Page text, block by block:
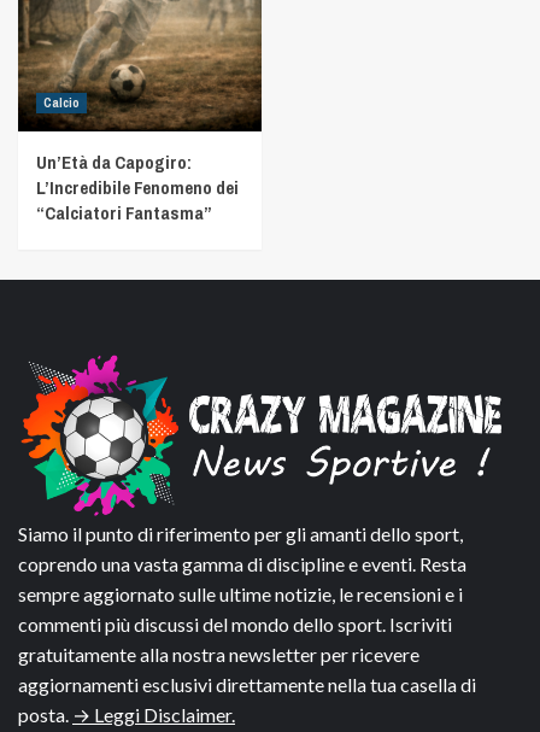
Calcio
Un’Età da Capogiro:
L’Incredibile Fenomeno dei
“Calciatori Fantasma”
Siamo il punto di riferimento per gli amanti dello sport,
coprendo una vasta gamma di discipline e eventi. Resta
sempre aggiornato sulle ultime notizie, le recensioni e i
commenti più discussi del mondo dello sport. Iscriviti
gratuitamente alla nostra newsletter per ricevere
aggiornamenti esclusivi direttamente nella tua casella di
posta. → Leggi Disclaimer.